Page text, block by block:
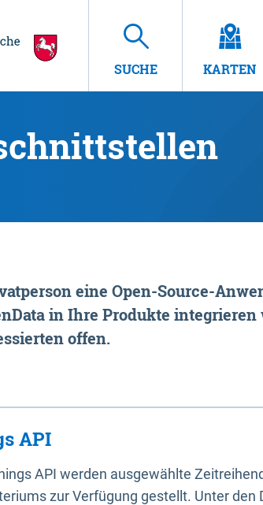
SUCHE KARTEN
eine Open-Source-
in Ihre Produkte
offen.
API
API werden ausgewählte
zur Verfügung gestellt. Unter den